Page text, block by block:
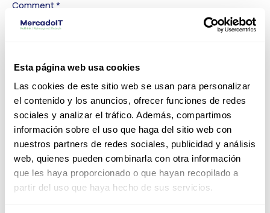
Esta página web usa cookies
Las cookies de este sitio web se usan para personalizar
el contenido y los anuncios, ofrecer funciones de redes
sociales y analizar el tráfico. Además, compartimos
información sobre el uso que haga del sitio web con
nuestros partners de redes sociales, publicidad y análisis
web, quienes pueden combinarla con otra información
que les haya proporcionado o que hayan recopilado a
partir del uso que haya hecho de sus servicios.
Comment*
Name*